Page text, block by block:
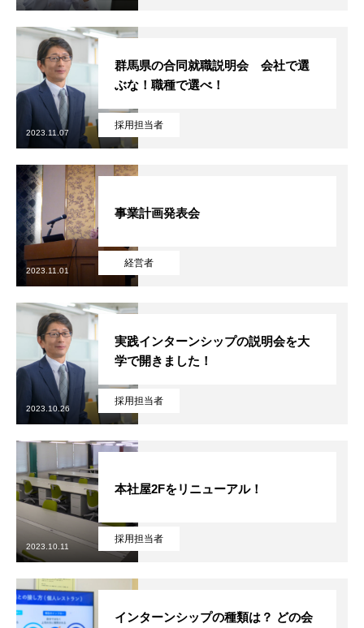
採用担当者
群馬県の合同就職説明会 会社で選
ぶな！職種で選べ！
2023.11.07
経営者
事業計画発表会
2023.11.01
採用担当者
実践インターンシップの説明会を大
学で開きました！
2023.10.26
採用担当者
本社屋2Fをリニューアル！
2023.10.11
インターンシップの種類は？ どの会